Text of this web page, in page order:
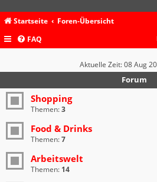
Startseite Foren-Übersicht
FAQ
Aktuelle Zeit: 08 Aug
Forum
Shopping
Themen:3
Food & Drinks
Themen:7
Arbeitswelt
Themen: 14